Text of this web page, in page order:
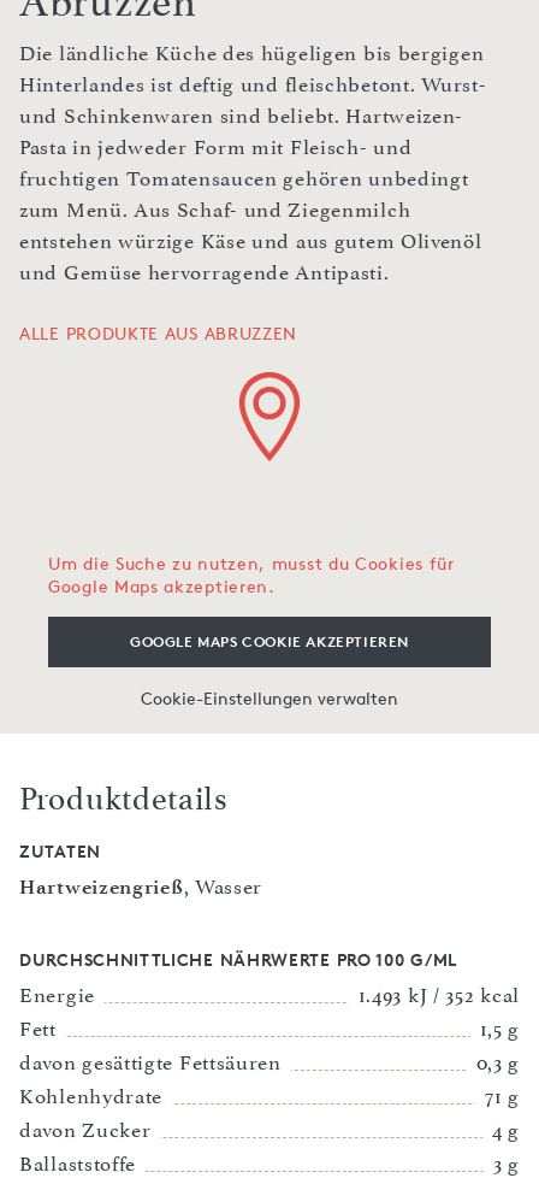
Die ländliche Küche des hügeligen bis bergigen
Hinterlandes ist deftig und fleischbetont. Wurst-
und Schinkenwaren sind beliebt. Hartweizen-
Pasta in jedweder Form mit Fleisch- und
fruchtigen Tomatensaucen gehören unbedingt
zum Menü. Aus Schaf- und Ziegenmilch
entstehen würzige Käse und aus gutem Olivenöl
und Gemüse hervorragende Antipasti.
ALLE PRODUKTE AUS ABRUZZEN
Um die Suche zu nutzen, musst du Cookies für
Google Maps akzeptieren.
GOOGLE MAPS COOKIE AKZEPTIEREN
Cookie-Einstellungen verwalten
Produktdetails
ZUTATEN
Hartweizengrieß, Wasser
DURCHSCHNITTLICHE NÄHRWERTE PRO 100 G/ML
Energie
1.493 kJ / 352 kcal
Fett
1,5 g
davon gesättigte Fettsäuren
0,3 g
Kohlenhydrate
71 g
davon Zucker
4 g
Ballaststoffe
3 g